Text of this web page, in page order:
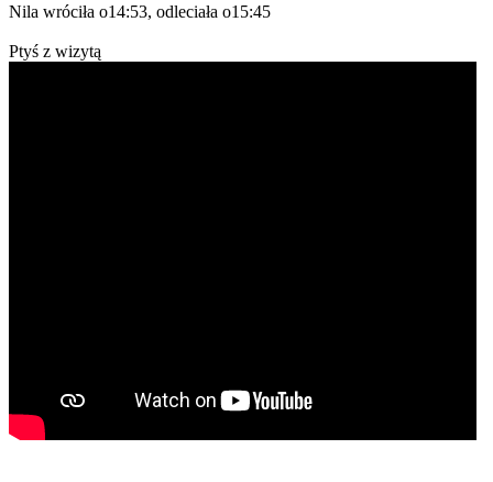
Nila wróciła o14:53, odleciała o15:45
Ptyś z wizytą